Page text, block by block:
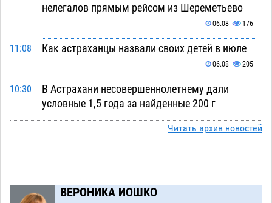
нелегалов прямым рейсом из Шереметьево
06.08 176
11:08 Как астраханцы назвали своих детей в июле
06.08 205
10:30
В Астрахани несовершеннолетнему дали
условные 1,5 года за найденные 200 г
растения с наркотой
06.08 207
09:13
В Астрахани купеческий банк укроют новой
Читать архив новостей
ВЕРОНИКА ИОШКО